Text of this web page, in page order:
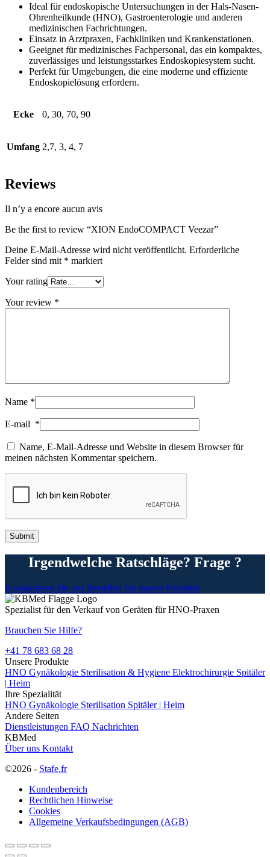
Ideal für endoskopische Untersuchungen in der Hals-Nasen-
Ohrenheilkunde (HNO), Gastroenterologie und anderen
medizinischen Fachrichtungen.
Einsatz in Arztpraxen, Fachkliniken und Krankenstationen.
Geeignet für medizinisches Fachpersonal, das ein kompaktes,
zuverlässiges und leistungsstarkes Endoskopiesystem sucht.
Perfekt für Umgebungen, die eine moderne und effiziente
Endoskopielösung erfordern.
Ecke 0, 30, 70, 90
Umfang 2,7, 3, 4, 7
Reviews
Il n’y a encore aucun avis
Be the first to review “XION EndoCOMPACT Veezar”
Deine E-Mail-Adresse wird nicht veröffentlicht. Erforderliche
Felder sind mit * markiert
Your rating
Your review *
Name *
E-mail *
Name, E-Mail-Adresse und Website in diesem Browser für
meinen nächsten Kommentar speichern.
Irgendwelche Ratschläge? Frage ?
Kontaktieren Sie uns Bestellen Sie unsere Produkte
Spezialist für den Verkauf von Geräten für HNO-Praxen
Brauchen Sie Hilfe?
+41 78 683 68 28
Unsere Produkte
HNO Gynäkologie Sterilisation & Hygiene Elektrochirurgie Spitäler
| Heim
Ihre Spezialität
HNO Gynäkologie Sterilisation Spitäler | Heim
Andere Seiten
Dienstleistungen FAQ Nachrichten
KBMed
Über uns Kontakt
©2026 - Stafe.fr
Kundenbereich
Rechtlichen Hinweise
Cookies
Allgemeine Verkaufsbedingungen (AGB)